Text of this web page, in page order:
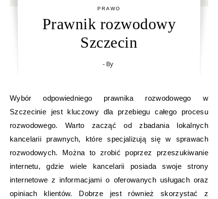
PRAWO
Prawnik rozwodowy
Szczecin
- By
Wybór odpowiedniego prawnika rozwodowego w
Szczecinie jest kluczowy dla przebiegu całego procesu
rozwodowego. Warto zacząć od zbadania lokalnych
kancelarii prawnych, które specjalizują się w sprawach
rozwodowych. Można to zrobić poprzez przeszukiwanie
internetu, gdzie wiele kancelarii posiada swoje strony
internetowe z informacjami o oferowanych usługach oraz
opiniach klientów. Dobrze jest również skorzystać z